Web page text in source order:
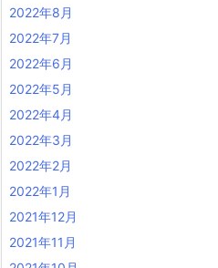
2022年8月
2022年7月
2022年6月
2022年5月
2022年4月
2022年3月
2022年2月
2022年1月
2021年12月
2021年11月